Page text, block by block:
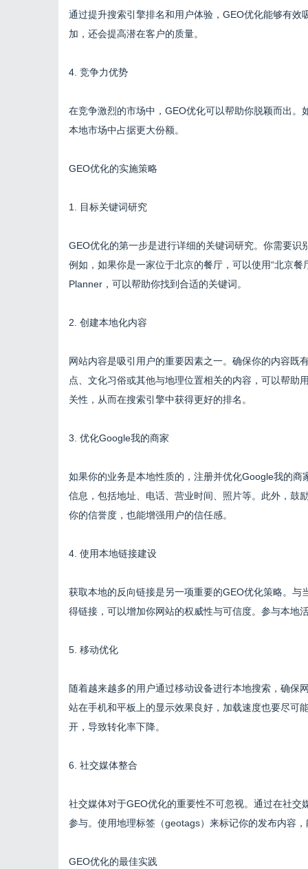
通过提升搜索引擎排名和用户体验，GEO优化能够有
加，还会提高潜在客户的质量。
4. 竞争力优势
在竞争激烈的市场中，GEO优化可以帮助你脱颖而出
本地市场中占据更大份额。
GEO优化的实施策略
1. 目标关键词研究
GEO优化的第一步是进行详细的关键词研究。你需要
例如，如果你是一家位于北京的餐厅，可以使用“北京
Planner，可以帮助你找到合适的关键词。
2. 创建本地化内容
网站内容是吸引用户的重要因素之一。确保你的内容既
点、文化习俗或其他与地理位置相关的内容，可以帮助
关性，从而在搜索引擎中获得更好的排名。
3. 优化Google我的商家
如果你的业务是本地性质的，注册并优化Google我的
信息，包括地址、电话、营业时间、照片等。此外，鼓
你的信誉度，也能增强用户的信任感。
4. 使用本地链接建设
获取本地的反向链接是另一项重要的GEO优化策略。
得链接，可以增加你网站的权威性与可信度。参与本地
5. 移动优化
随着越来越多的用户通过移动设备进行本地搜索，确保
站在手机和平板上的显示效果良好，加载速度也要尽可
开，导致转化率下降。
6. 社交媒体整合
社交媒体对于GEO优化的重要性不可忽视。通过在社
参与。使用地理标签（geotags）来标记你的发布内容
GEO优化的最佳实践